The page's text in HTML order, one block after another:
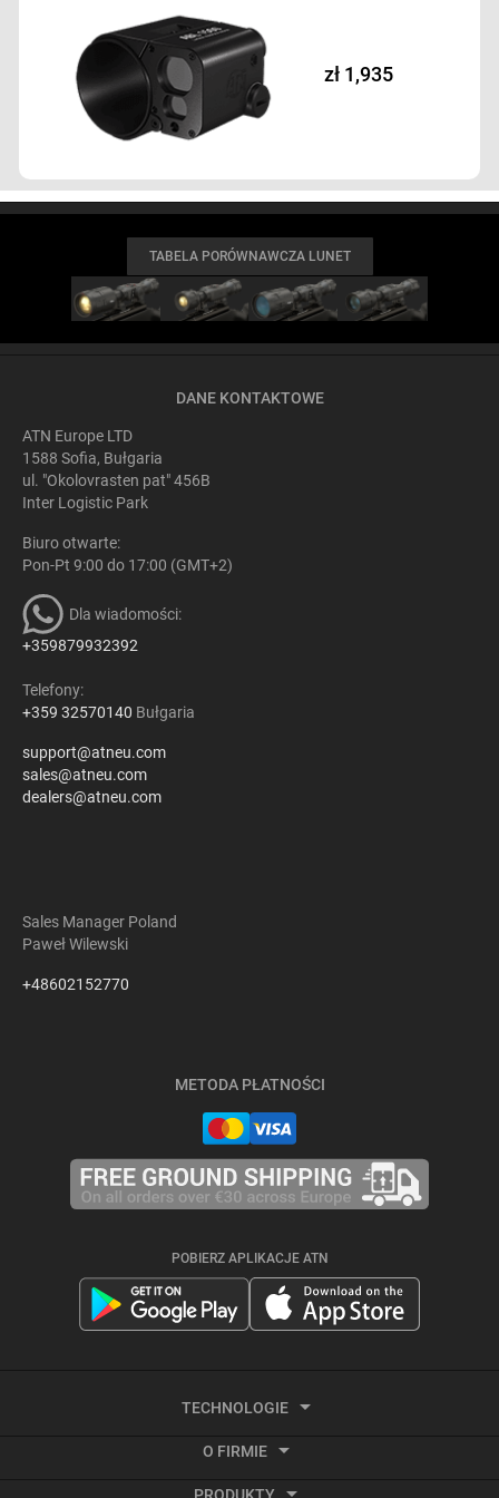
zł 1,935
TABELA PORÓWNAWCZA LUNET
DANE KONTAKTOWE
ATN Europe LTD
1588 Sofia, Bułgaria
ul. "Okolovrasten pat" 456B
Inter Logistic Park
Biuro otwarte:
Pon-Pt 9:00 do 17:00 (GMT+2)
Dla wiadomości:
+359879932392
Telefony:
+359 32570140 Bułgaria
support@atneu.com
sales@atneu.com
dealers@atneu.com
Sales Manager Poland
Paweł Wilewski
+48602152770
METODA PŁATNOŚCI
POBIERZ APLIKACJE ATN
TECHNOLOGIE
O FIRMIE